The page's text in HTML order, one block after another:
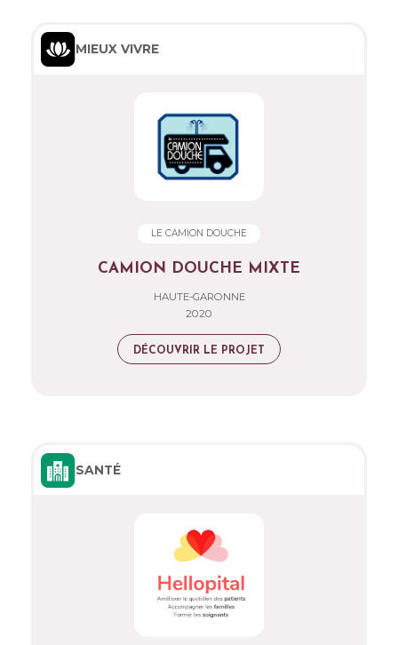
MIEUX VIVRE
LE CAMION DOUCHE
CAMION DOUCHE MIXTE
HAUTE-GARONNE
2020
DÉCOUVRIR LE PROJET
SANTÉ